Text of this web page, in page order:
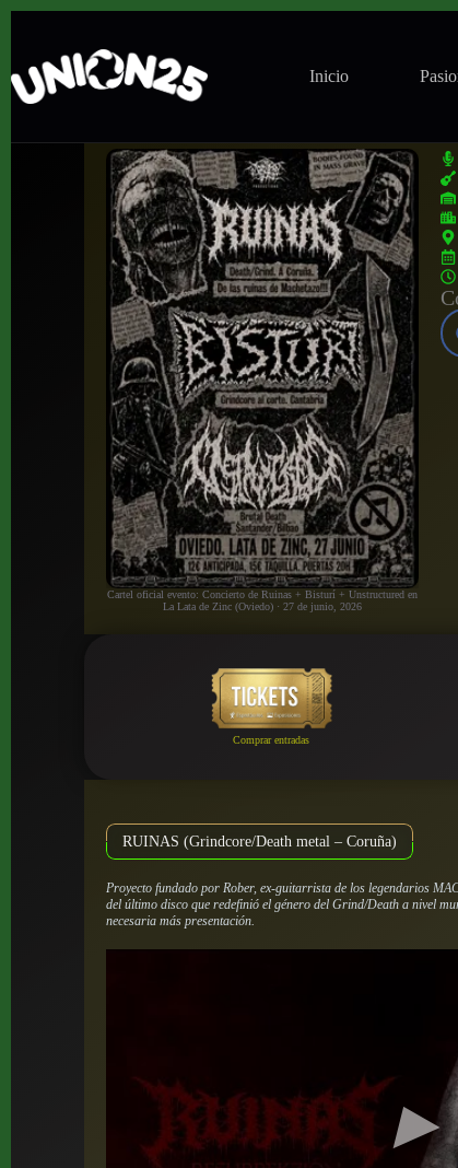
Inicio
Cartel oficial evento: Concierto de Ruinas + Bisturí + Unstructured en
La Lata de Zinc (Oviedo) · 27 de junio, 2026
Comprar entradas
RUINAS (Grindcore/Death metal – Coruña)
Proyecto fundado por Rober, ex-guitarrista de los legendarios
del último disco que redefinió el género del Grind/Death a nivel
necesaria más presentación.